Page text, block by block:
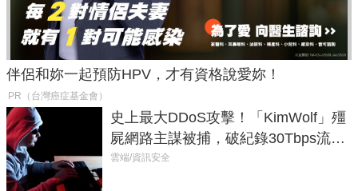
伴侶和妳一起預防HPV，才有資格說愛妳！
PR（台灣癌症基金會）
史上最大DDoS攻擊！「KimWolf」殭
屍網路主謀被捕，破紀錄30Tbps流量
癱瘓全球！
雲端/資訊安全